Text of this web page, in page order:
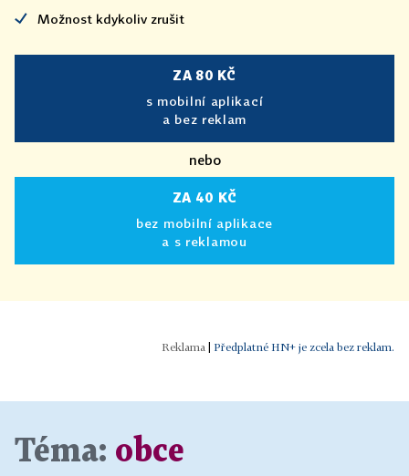
Možnost kdykoliv zrušit
ZA 80 KČ
s mobilní aplikací
a bez reklam
nebo
ZA 40 KČ
bez mobilní aplikace
a s reklamou
| Předplatné HN+ je zcela bez reklam.
Téma: obce